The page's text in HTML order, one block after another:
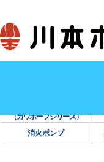
（カワホープシリーズ）
消火ポンプ